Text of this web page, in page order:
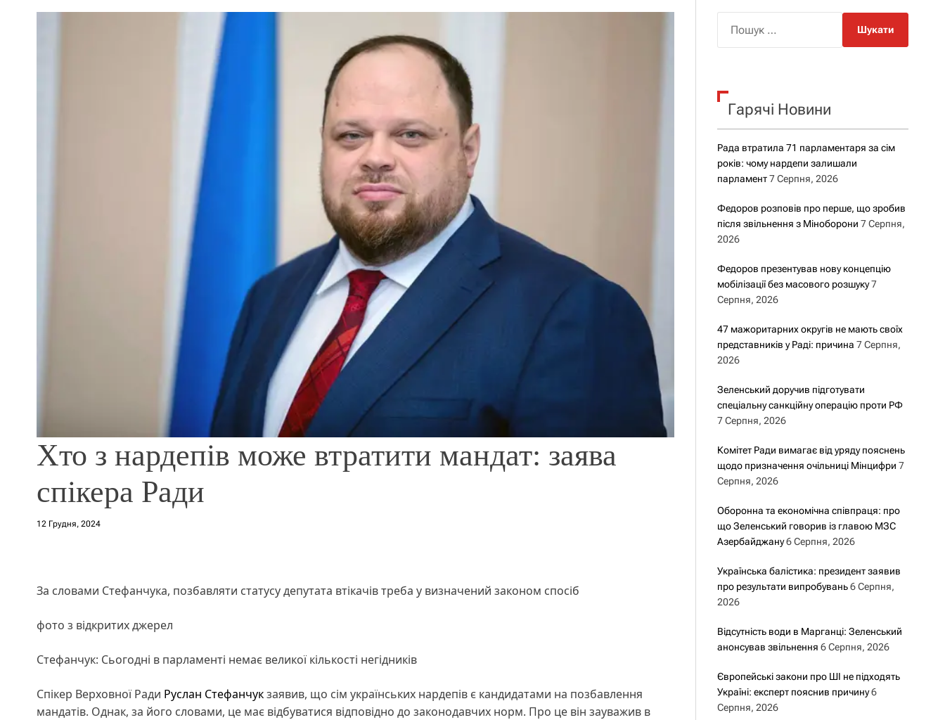
р
о
у
Хто з нардепів може втратити мандат: заява
спікера Ради
12 Грудня, 2024
За словами Стефанчука, позбавляти статусу депутата втікачів треба у визначений законом спосіб
фото з відкритих джерел
Стефанчук: Сьогодні в парламенті немає великої кількості негідників
Спікер Верховної Ради Руслан Стефанчукзаявив, що сім українських нардепів є кандидатами на позбавлення
мандатів. Однак, за його словами, це має відбуватися відповідно до законодавчих норм. Про це він зауважив в
к
Гарячі Новини
Рада втратила 71 парламентаря за сім
років: чому нардепи залишали
парламент 7 Серпня, 2026
Федоров розповів про перше, що зробив
після звільнення з Міноборони 7 Серпня,
2026
Федоров презентував нову концепцію
мобілізації без масового розшуку 7
Серпня, 2026
47 мажоритарних округів не мають своїх
представників у Раді: причина 7 Серпня,
2026
Зеленський доручив підготувати
спеціальну санкційну операцію проти РФ
7 Серпня, 2026
Комітет Ради вимагає від уряду пояснень
щодо призначення очільниці Мінцифри 7
Серпня, 2026
Оборонна та економічна співпраця: про
що Зеленський говорив із главою МЗС
Азербайджану 6 Серпня, 2026
Українська балістика: президент заявив
про результати випробувань 6 Серпня,
2026
Відсутність води в Марганці: Зеленський
анонсував звільнення 6 Серпня, 2026
Європейські закони про ШІ не підходять
Україні: експерт пояснив причину 6
Серпня, 2026